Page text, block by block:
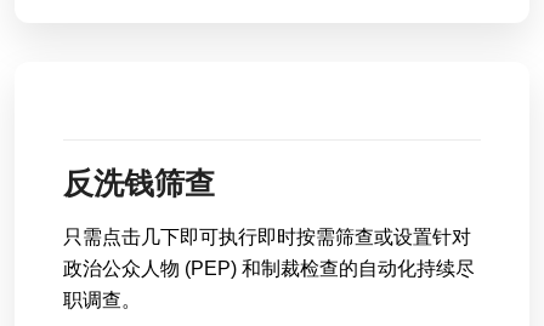
反洗钱筛查
只需点击几下即可执行即时按需筛查或设置针对
政治公众人物 (PEP) 和制裁检查的自动化持续尽
职调查。